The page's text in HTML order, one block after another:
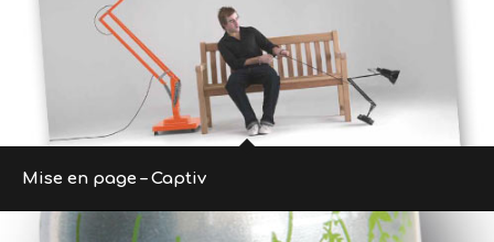
Mise en page – Captiv